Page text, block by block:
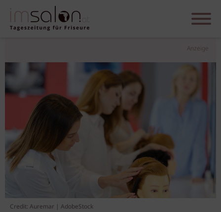
Anzeige
Credit: Auremar | AdobeStock